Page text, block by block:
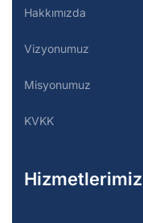
Hakkımızda
Vizyonumuz
Misyonumuz
KVKK
Hizmetlerimiz